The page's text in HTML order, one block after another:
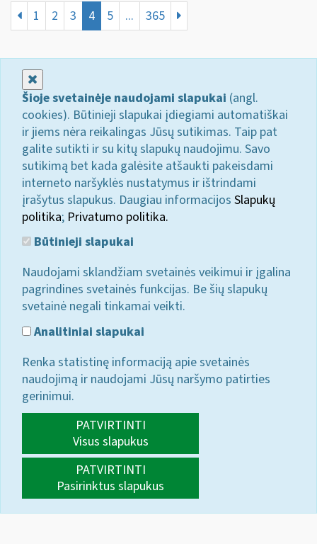
1 2 3 4 5 ... 365
Šioje svetainėje naudojami slapukai (angl.
cookies). Būtinieji slapukai įdiegiami automatiškai
ir jiems nėra reikalingas Jūsų sutikimas. Taip pat
galite sutikti ir su kitų slapukų naudojimu. Savo
sutikimą bet kada galėsite atšaukti pakeisdami
interneto naršyklės nustatymus ir ištrindami
įrašytus slapukus. Daugiau informacijos Slapukų
politika; Privatumo politika.
Būtinieji slapukai
Naudojami sklandžiam svetainės veikimui ir įgalina
pagrindines svetainės funkcijas. Be šių slapukų
svetainė negali tinkamai veikti.
Analitiniai slapukai
Renka statistinę informaciją apie svetainės
naudojimą ir naudojami Jūsų naršymo patirties
gerinimui.
PATVIRTINTI
Visus slapukus
PATVIRTINTI
Pasirinktus slapukus